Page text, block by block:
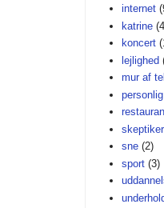
internet
katrine
koncert
lejlighed
mur af
personlig
skeptiker
sne (2)
sport (3)